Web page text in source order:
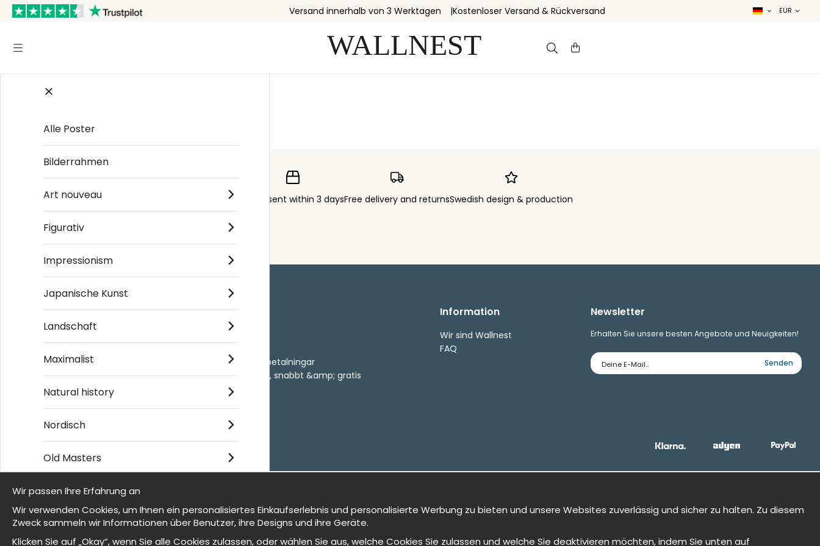
Versand innerhalb von 3 Werktagen Kostenloser Versand & Rückversand
Order sent within 3 daysFree delivery and returnsSwedish design & production
Einkaufen
- Returer och återbetalningar
- Leverans - enkelt, snabbt &amp; gratis
Om cookies
Information
Wir sind Wallnest
FAQ
Newsletter
Erhalten Sie unsere besten Angebote und Neuigkeiten!
E-
Mailadresse
Senden
© 2025 Wallnest
Alle Poster
Bilderrahmen
Art nouveau
Figurativ
Impressionism
Japanische Kunst
Landschaft
Maximalist
Natural history
Nordisch
Old Masters
Wir sind Wallnest
FAQ
Wir passen Ihre Erfahrung an
Wir verwenden Cookies, um Ihnen ein personalisiertes Einkaufserlebnis und personalisierte Werbung zu bieten und unsere Websites zuverlässig und sicher zu halten. Zu diesem
Zweck sammeln wir Informationen über Benutzer, ihre Designs und ihre Geräte.
Klicken Sie auf „Okay“, wenn Sie alle Cookies zulassen, oder wählen Sie aus, welche Cookies Sie zulassen und welche Sie deaktivieren möchten, indem Sie unten auf